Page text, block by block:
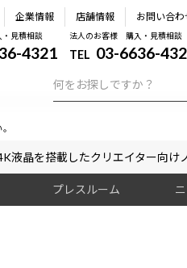
企業情報 店舗情報 お問い合わ
見積相談
4321
法人のお客様 購入・見積相談
TEL 03-6636-
液晶を搭載したクリエイター向け
プレスルーム